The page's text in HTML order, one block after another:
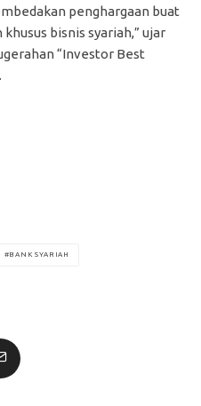
penghargaan buat
bisnis syariah,” ujar
“Investor Best
BANK SYARIAH